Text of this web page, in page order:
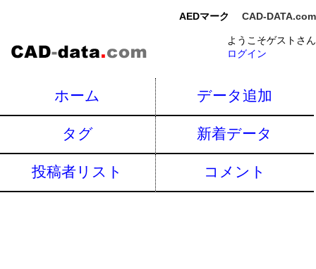
AEDマーク CAD-DATA.com
ようこそゲストさん
ログイン
ホーム データ追加
タグ 新着データ
投稿者リスト コメント